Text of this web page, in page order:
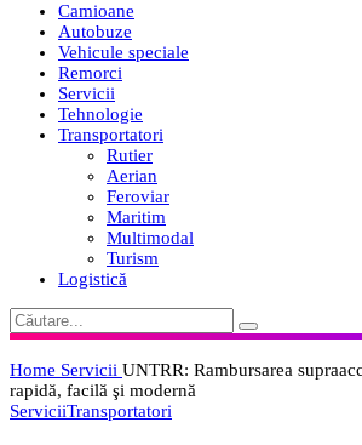
Camioane
Autobuze
Vehicule speciale
Remorci
Servicii
Tehnologie
Transportatori
Rutier
Aerian
Feroviar
Maritim
Multimodal
Turism
Logistică
Home Servicii UNTRR: Rambursarea
rapidă, facilă şi modernă
ServiciiTransportatori